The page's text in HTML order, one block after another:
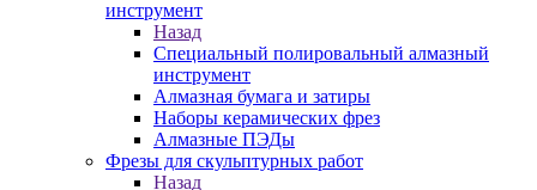
инструмент
Назад
Специальный полировальный алмазный
инструмент
Алмазная бумага и затиры
Наборы керамических фрез
Алмазные ПЭДы
Фрезы для скульптурных работ
Назад